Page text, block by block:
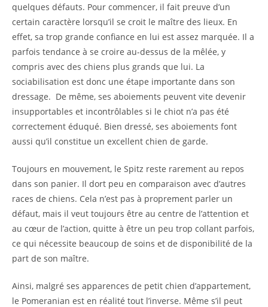
quelques défauts. Pour commencer, il fait preuve d’un
certain caractère lorsqu’il se croit le maître des lieux. En
effet, sa trop grande confiance en lui est assez marquée. Il a
parfois tendance à se croire au-dessus de la mêlée, y
compris avec des chiens plus grands que lui. La
sociabilisation est donc une étape importante dans son
dressage. De même, ses aboiements peuvent vite devenir
insupportables et incontrôlables si le chiot n’a pas été
correctement éduqué. Bien dressé, ses aboiements font
aussi qu’il constitue un excellent chien de garde.
Toujours en mouvement, le Spitz reste rarement au repos
dans son panier. Il dort peu en comparaison avec d’autres
races de chiens. Cela n’est pas à proprement parler un
défaut, mais il veut toujours être au centre de l’attention et
au cœur de l’action, quitte à être un peu trop collant parfois,
ce qui nécessite beaucoup de soins et de disponibilité de la
part de son maître.
Ainsi, malgré ses apparences de petit chien d’appartement,
le Pomeranian est en réalité tout l’inverse. Même s’il peut